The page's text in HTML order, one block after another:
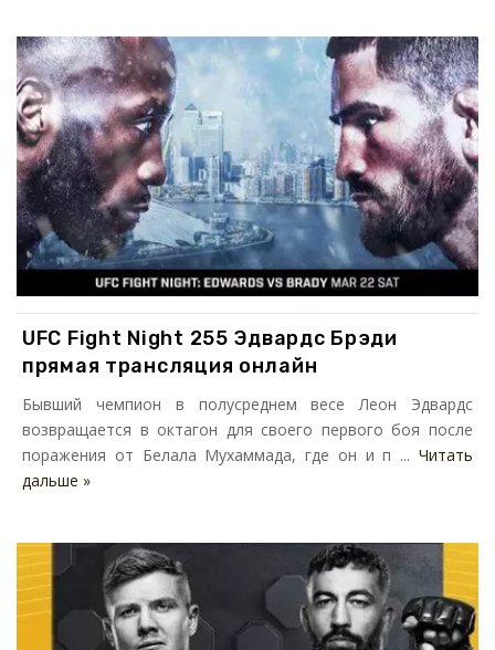
UFC Fight Night 255 Эдвардс Брэди
прямая трансляция онлайн
Бывший чемпион в полусреднем весе Леон Эдвардс
возвращается в октагон для своего первого боя после
поражения от Белала Мухаммада, где он и п ... Читать
дальше »